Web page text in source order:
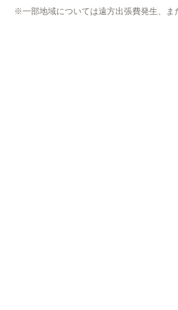
※一部地域については遠方出張費発生、ま